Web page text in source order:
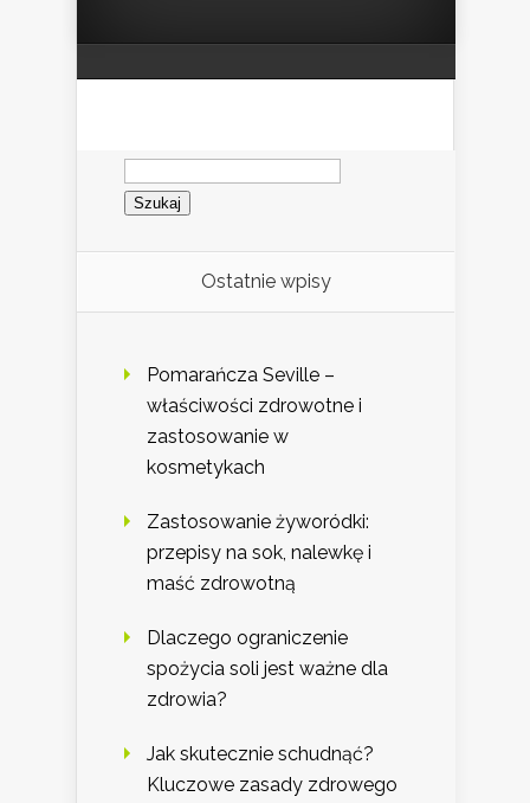
Szukaj:
Ostatnie wpisy
Pomarańcza Seville –
właściwości zdrowotne i
zastosowanie w
kosmetykach
Zastosowanie żyworódki:
przepisy na sok, nalewkę i
maść zdrowotną
Dlaczego ograniczenie
spożycia soli jest ważne dla
zdrowia?
Jak skutecznie schudnąć?
Kluczowe zasady zdrowego